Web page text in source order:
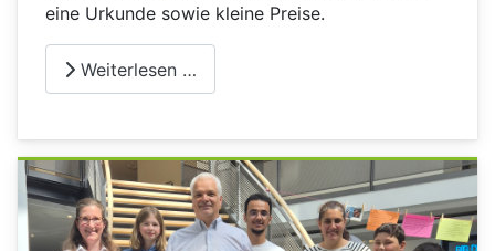
eine Urkunde sowie kleine Preise.
Weiterlesen …